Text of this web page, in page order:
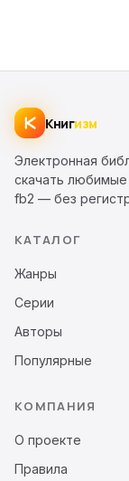
Книгизм
Электронная
скачать любимые
fb2 — без
КАТАЛОГ
Жанры
Серии
Авторы
Популярные
КОМПАНИЯ
О проекте
Правила